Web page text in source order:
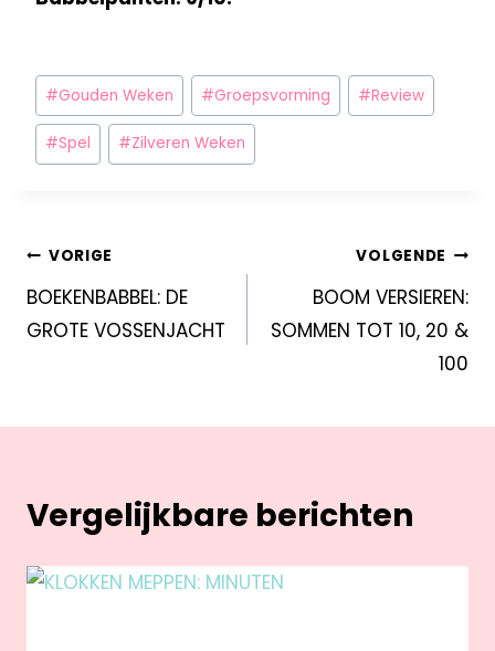
#Gouden Weken #Groepsvorming #Review
#Spel #Zilveren Weken
VORIGE
BOEKENBABBEL: DE
GROTE VOSSENJACHT
VOLGENDE
BOOM VERSIEREN:
SOMMEN TOT 10, 20 &
100
Vergelijkbare berichten